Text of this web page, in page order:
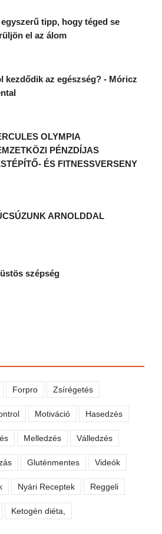
egyszerű tipp, hogy téged se
el az álom
kezdődik az egészség? - Móricz
OLYMPIA
PÉNZDÍJAS
ÉS FITNESSVERSENY
ARNOLDDAL
szépség
Forpro Zsírégetés
Motiváció Hasedzés
Melledzés Válledzés
Gluténmentes Videók
Nyári Receptek Reggeli
Ketogén diéta,